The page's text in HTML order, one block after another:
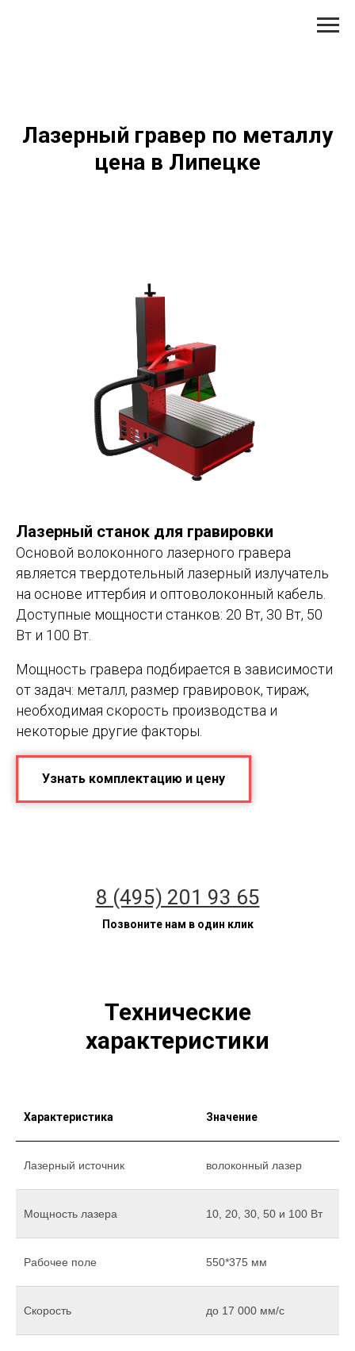
Лазерный гравер по металлу
цена в Липецке
Лазерный станок для гравировки
Основой волоконного лазерного гравера
является твердотельный лазерный излучатель
на основе иттербия и оптоволоконный кабель.
Доступные мощности станков: 20 Вт, 30 Вт, 50
Вт и 100 Вт.
Мощность гравера подбирается в зависимости
от задач: металл, размер гравировок, тираж,
необходимая скорость производства и
некоторые другие факторы.
Узнать комплектацию и цену
8 (495) 201 93 65
Позвоните нам в один клик
Технические
характеристики
Характеристика Значение
Лазерный источник волоконный лазер
Мощность лазера 10, 20, 30, 50 и 100 Вт
Рабочее поле 550*375 мм
Скорость до 17 000 мм/c